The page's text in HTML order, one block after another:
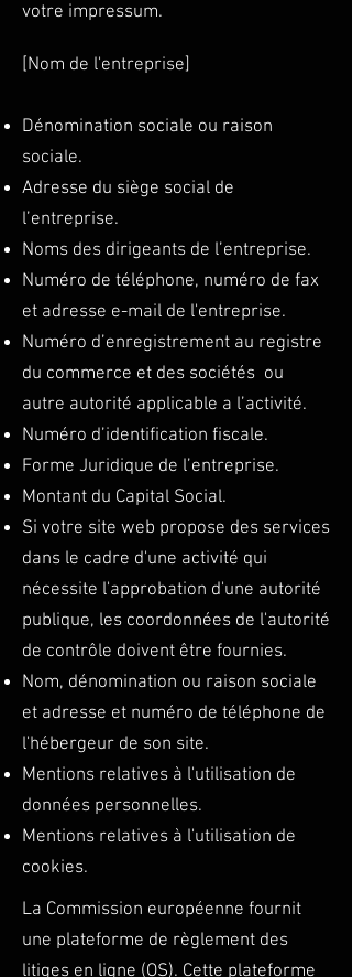
votre impressum.
[Nom de l'entreprise]
Dénomination sociale ou raison
sociale.
Adresse du siège social de
l’entreprise.
Noms des dirigeants de l’entreprise.
Numéro de téléphone, numéro de fax
et adresse e-mail de l'entreprise.
Numéro d’enregistrement au registre
du commerce et des sociétés ou
autre autorité applicable a l’activité.
Numéro d’identification fiscale.
Forme Juridique de l’entreprise.
Montant du Capital Social.
Si votre site web propose des services
dans le cadre d'une activité qui
nécessite l'approbation d'une autorité
publique, les coordonnées de l'autorité
de contrôle doivent être fournies. ​​​
Nom, dénomination ou raison sociale
et adresse et numéro de téléphone de
l'hébergeur de son site.
Mentions relatives à l'utilisation de
données personnelles.
Mentions relatives à l'utilisation de
cookies.
La Commission européenne fournit
une plateforme de règlement des
litiges en ligne (OS). Cette plateforme